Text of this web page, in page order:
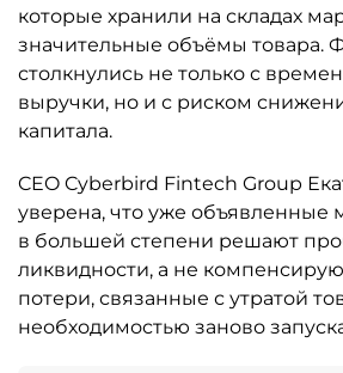
которые хранили на складах
значительные объёмы товара.
столкнулись не только с
выручки, но и с риском
капитала.
CEO Cyberbird Fintech Group
уверена, что уже
в большей степени решают
ликвидности, а не
потери, связанные с утратой
необходимостью заново